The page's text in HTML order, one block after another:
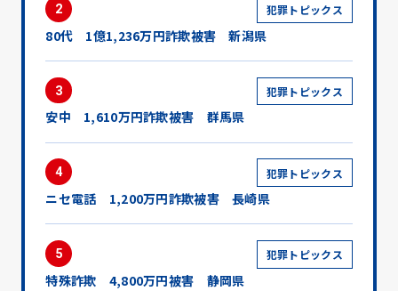
2 犯罪トピックス
80代 1億1,236万円詐欺被害 新潟県
3 犯罪トピックス
安中 1,610万円詐欺被害 群馬県
4 犯罪トピックス
ニセ電話 1,200万円詐欺被害 長崎県
5 犯罪トピックス
特殊詐欺 4,800万円被害 静岡県